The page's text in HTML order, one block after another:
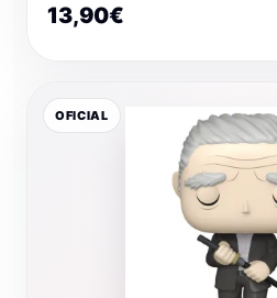
13,90€
OFICIAL